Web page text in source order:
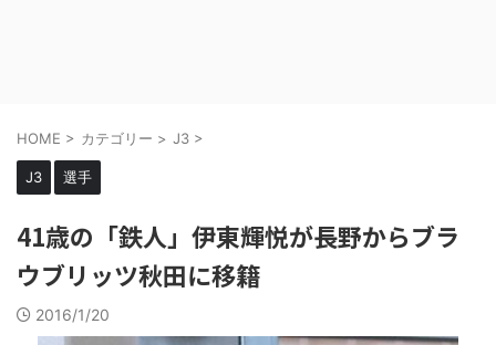
HOME > カテゴリー > J3 >
J3 選手
41歳の「鉄人」伊東輝悦が長野からブラ
ウブリッツ秋田に移籍
2016/1/20